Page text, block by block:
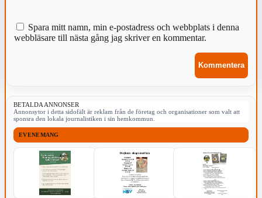
Spara mitt namn, min e-postadress och webbplats i denna
webbläsare till nästa gång jag skriver en kommentar.
BETALDA ANNONSER
Annonsytor i detta sidofält är reklam från de företag och organisationer som valt att
sponsra den lokala journalistiken i sin hemkommun.
EVENEMANG